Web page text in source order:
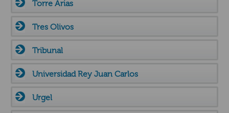
Torre Arias
Tres Olivos
Tribunal
Universidad Rey Juan Carlos
Urgel